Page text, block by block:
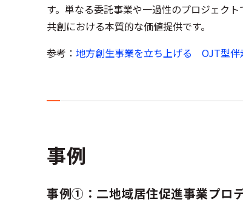
す。単なる委託事業や一過性のプロジェク
共創における本質的な価値提供です。
参考： 地方創生事業を立ち上げる OJT型伴
事例
事例①：二地域居住促進事業プロ